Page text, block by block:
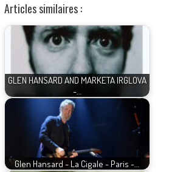
Articles similaires :
GLEN HANSARD AND MARKETA IRGLOVA
-…
Glen Hansard - La Cigale - Paris -…